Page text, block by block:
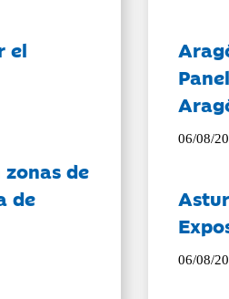
el
de
de
06/08/
06/08/